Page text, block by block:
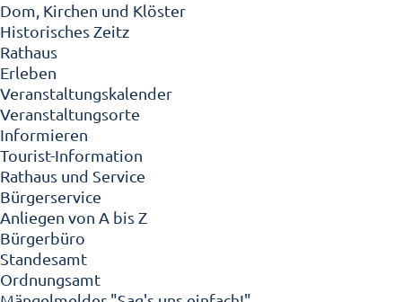
Dom, Kirchen und Klöster
Historisches Zeitz
Rathaus
Erleben
Veranstaltungskalender
Veranstaltungsorte
Informieren
Tourist-Information
Rathaus und Service
Bürgerservice
Anliegen von A bis Z
Bürgerbüro
Standesamt
Ordnungsamt